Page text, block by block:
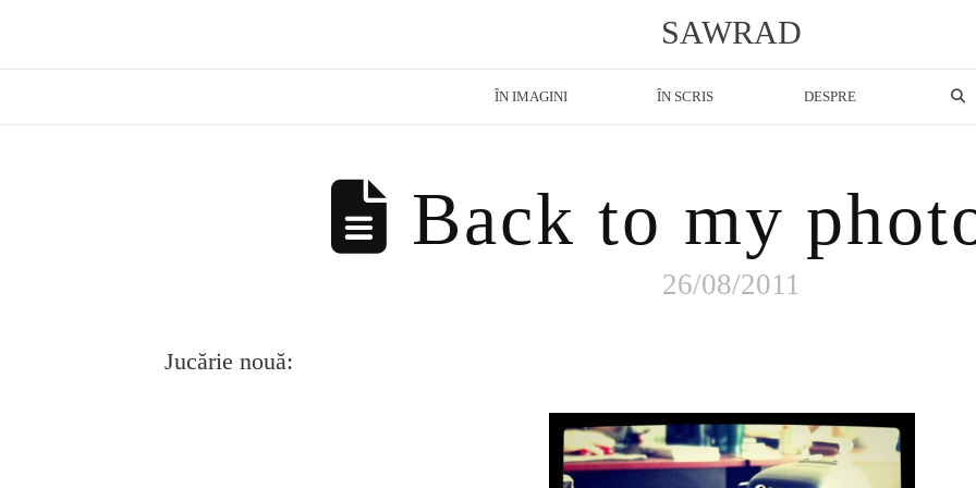
SAWRAD
ÎN IMAGINI ÎN SCRIS DESPRE
Back to my
26/08/2011
Jucărie nouă: